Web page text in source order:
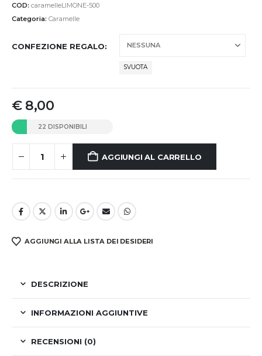
COD: caramelleLIMONE-500
Categoria: Caramelle
CONFEZIONE REGALO
SVUOTA
€8,00
22 DISPONIBILI
AGGIUNGI AL CARRELLO
AGGIUNGI ALLA LISTA DEI DESIDERI
DESCRIZIONE
INFORMAZIONI AGGIUNTIVE
RECENSIONI (0)